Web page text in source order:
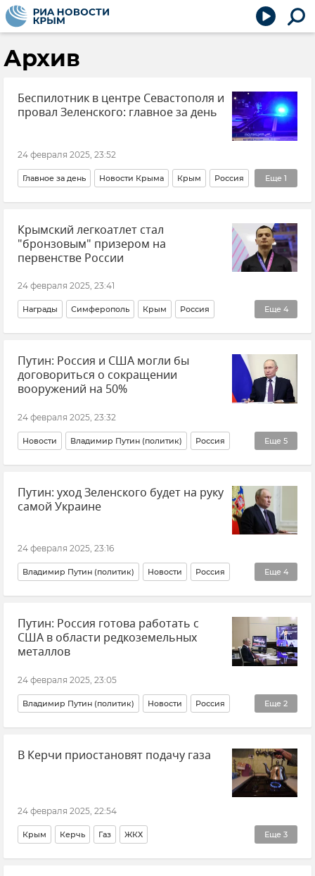
Архив
Беспилотник в центре Севастополя и
провал Зеленского: главное за день
24 февраля 2025, 23:52
Еще 1
Главное за день Новости Крыма Крым Россия
Новости
Крымский легкоатлет стал
"бронзовым" призером на
первенстве России
24 февраля 2025, 23:41
Еще 4
Награды Симферополь Крым Россия
Соревнования Легкая атлетика Спорт
Санкт-Петербург
Путин: Россия и США могли бы
договориться о сокращении
вооружений на 50%
24 февраля 2025, 23:32
Еще 5
Новости Владимир Путин (политик) Россия
США Китай Сотрудничество Политика
В мире
Путин: уход Зеленского будет на руку
самой Украине
24 февраля 2025, 23:16
Еще 4
Владимир Путин (политик) Новости Россия
Украина Политика В мире
Владимир Зеленский
Путин: Россия готова работать с
США в области редкоземельных
металлов
24 февраля 2025, 23:05
Еще 2
Владимир Путин (политик) Новости Россия
Наука и технологии Редкоземельные металлы
В Керчи приостановят подачу газа
24 февраля 2025, 22:54
Еще 3
Крым Керчь Газ ЖКХ
ЖКХ Крыма и Севастополя Общество